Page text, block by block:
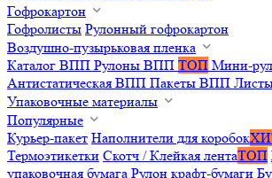
Гофрокартон
Гофролисты Рулонный гофрокартон
Воздушно-пузырьковая пленка
Каталог ВПП Рулоны ВПП ТОП Мини-
Антистатическая ВПП Пакеты ВПП
Упаковочные материалы
Популярные
Курьер-пакет Наполнители для коробок
Термоэтикетки Скотч / Клейкая лентаТОП
упаковочная бумага Рулон крафт-бумаги